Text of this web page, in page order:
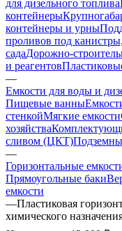
для дизельного топлива
контейнеры
контейнеры и урны
проливов под
садаДорожно-
и реагентов
—
Емкости для воды и
Пищевые ванны
стенкойМягкие емкости
хозяйства
сливом (ЦКТ)
—
Горизонтальные
Прямоугольные баки
емкости
—Пластиковая
химического